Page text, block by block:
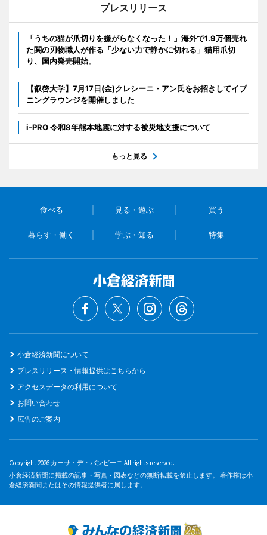
プレスリリース
「うちの猫が爪切りを嫌がらなくなった！」海外で1.9万個売れ
た関の刃物職人が作る「少ない力で静かに切れる」猫用爪切
り、国内発売開始。
【叡啓大学】7月17日(金)クレシーニ・アン氏をお招きしてイブ
ニングラウンジを開催しました
i-PRO 令和8年熊本地震に対する被災地支援について
もっと見る
食べる 見る・遊ぶ 買う
暮らす・働く 学ぶ・知る 特集
小倉経済新聞について
プレスリリース・情報提供はこちらから
アクセスデータの利用について
お問い合わせ
広告のご案内
Copyright 2026 カーサ・デ・バンビーニ All rights reserved.
小倉経済新聞に掲載の記事・写真・図表などの無断転載を禁止します。 著作権は小
倉経済新聞またはその情報提供者に属します。